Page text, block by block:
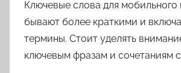
Ключевые слова для мобильного
бывают более краткими и
термины. Стоит уделять
ключевым фразам и сочетаниям